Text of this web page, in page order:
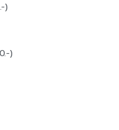
)
)